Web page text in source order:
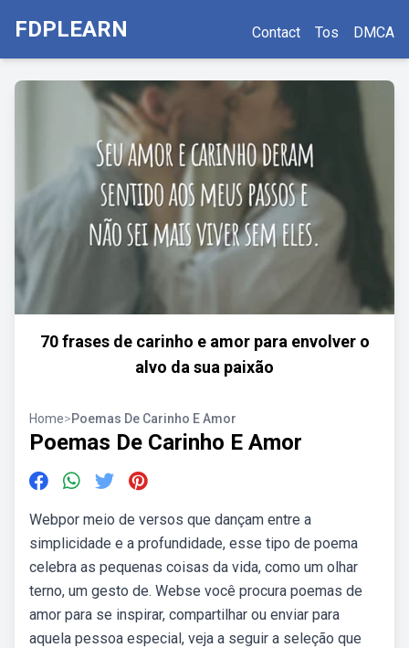
FDPLEARN Contact Tos DMCA
70 frases de carinho e amor para envolver o
alvo da sua paixão
Home>Poemas De Carinho E Amor
Poemas De Carinho E Amor
Webpor meio de versos que dançam entre a
simplicidade e a profundidade, esse tipo de poema
celebra as pequenas coisas da vida, como um olhar
terno, um gesto de. Webse você procura poemas de
amor para se inspirar, compartilhar ou enviar para
aquela pessoa especial, veja a seguir a seleção que